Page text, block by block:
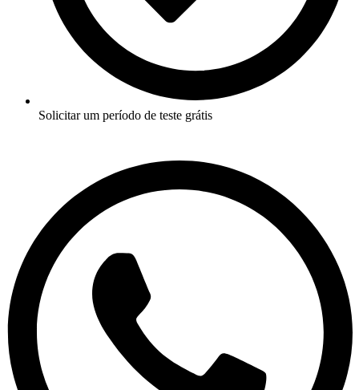
Solicitar um período de teste grátis